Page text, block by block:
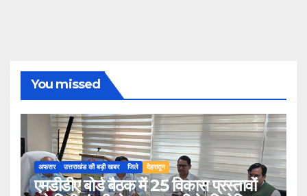
You missed
अफसर उत्तराखंड की बड़ी खबर जिले देहरादून
एमडीडीए बोर्ड बैठक में 25 विकास प्रस्तावों